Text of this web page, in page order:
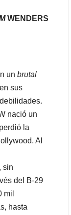
WENDERS
un brutal
sus
nació un
la
Al
sin
del B-29
mil
hasta